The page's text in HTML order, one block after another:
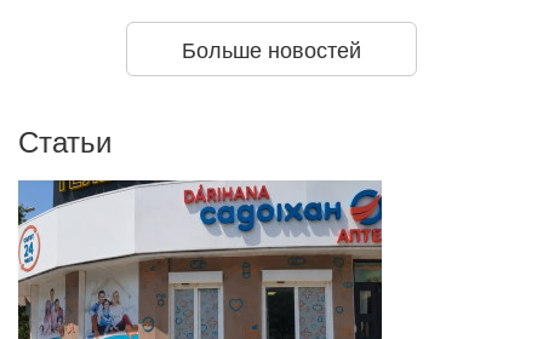
Больше новостей
Статьи